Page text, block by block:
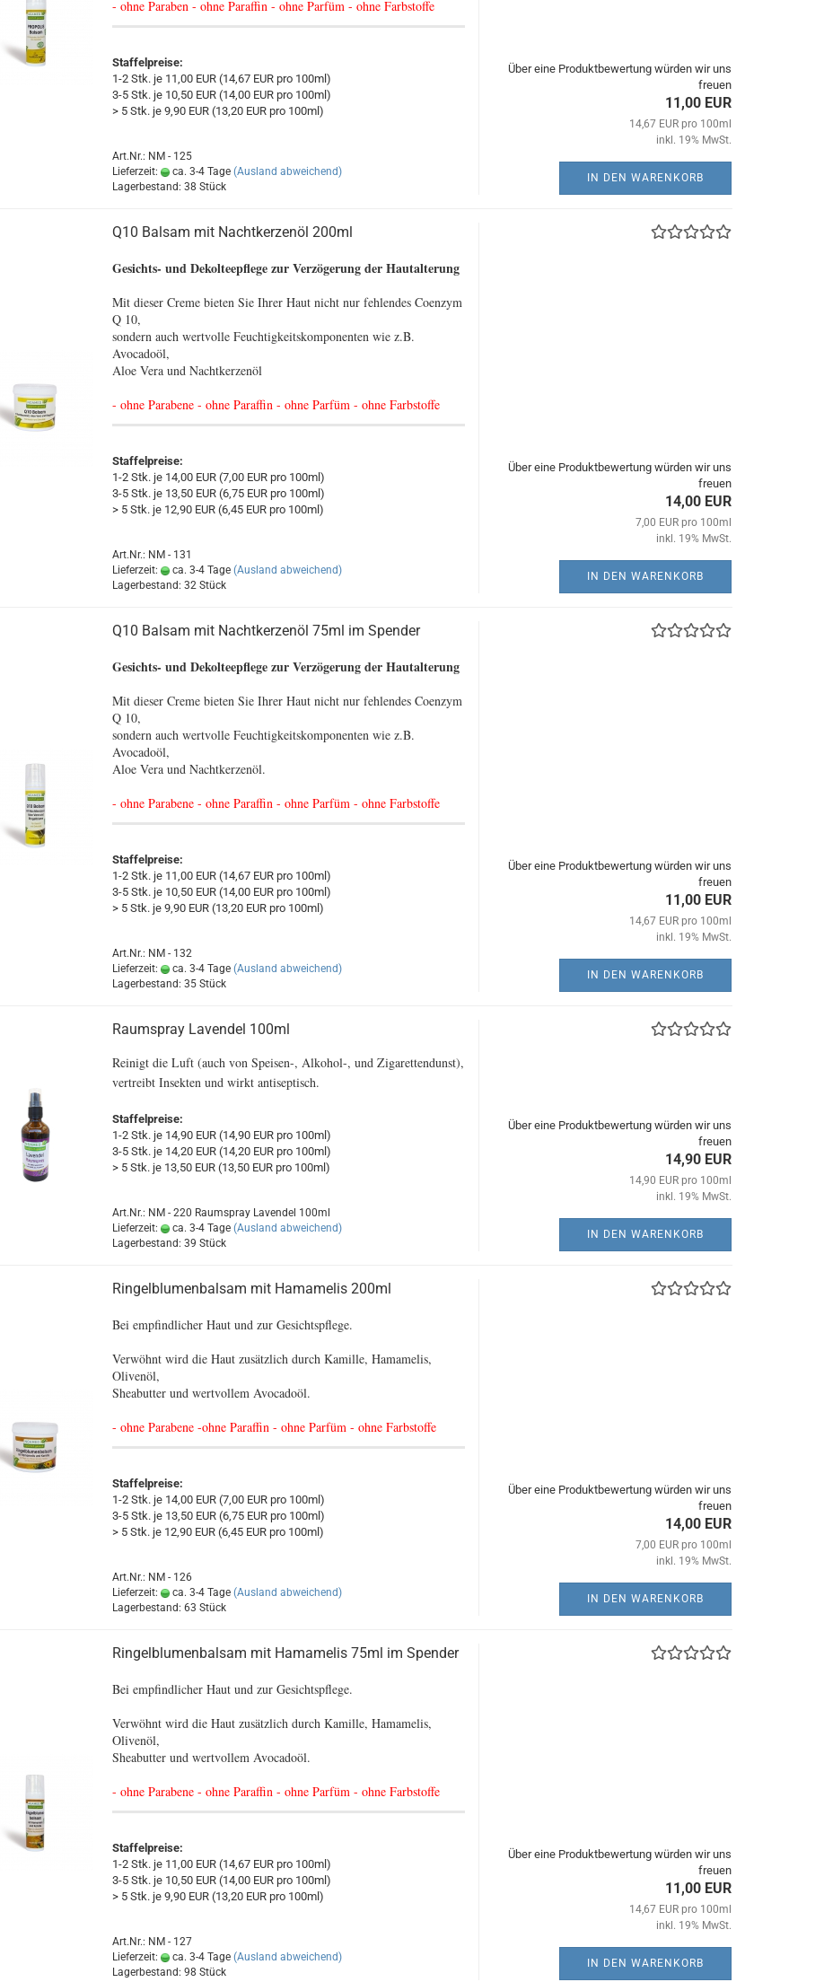
- ohne Paraben - ohne Paraffin - ohne Parfüm - ohne Farbstoffe
Staffelpreise:
1-2 Stk. je 11,00 EUR (14,67 EUR pro 100ml)
3-5 Stk. je 10,50 EUR (14,00 EUR pro 100ml)
> 5 Stk. je 9,90 EUR (13,20 EUR pro 100ml)
Art.Nr.: NM - 125
Lieferzeit:
ca. 3-4 Tage (Ausland abweichend)
Lagerbestand: 38 Stück
Über eine Produktbewertung würden wir uns
freuen
11,00 EUR
14,67 EUR pro 100ml
inkl. 19% MwSt.
IN DEN WARENKORB
Q10 Balsam mit Nachtkerzenöl 200ml
Gesichts- und Dekolteepflege zur Verzögerung der Hautalterung
Mit dieser Creme bieten Sie Ihrer Haut nicht nur fehlendes Coenzym
Q 10,
sondern auch wertvolle Feuchtigkeitskomponenten wie z.B.
Avocadoöl,
Aloe Vera und Nachtkerzenöl
- ohne Parabene - ohne Paraffin - ohne Parfüm - ohne Farbstoffe
Staffelpreise:
1-2 Stk. je 14,00 EUR (7,00 EUR pro 100ml)
3-5 Stk. je 13,50 EUR (6,75 EUR pro 100ml)
> 5 Stk. je 12,90 EUR (6,45 EUR pro 100ml)
Art.Nr.: NM - 131
Lieferzeit:
ca. 3-4 Tage (Ausland abweichend)
Lagerbestand: 32 Stück
Über eine Produktbewertung würden wir uns
freuen
14,00 EUR
7,00 EUR pro 100ml
inkl. 19% MwSt.
IN DEN WARENKORB
Q10 Balsam mit Nachtkerzenöl 75ml im Spender
Gesichts- und Dekolteepflege zur Verzögerung der Hautalterung
Mit dieser Creme bieten Sie Ihrer Haut nicht nur fehlendes Coenzym
Q 10,
sondern auch wertvolle Feuchtigkeitskomponenten wie z.B.
Avocadoöl,
Aloe Vera und Nachtkerzenöl.
- ohne Parabene - ohne Paraffin - ohne Parfüm - ohne Farbstoffe
Staffelpreise:
1-2 Stk. je 11,00 EUR (14,67 EUR pro 100ml)
3-5 Stk. je 10,50 EUR (14,00 EUR pro 100ml)
> 5 Stk. je 9,90 EUR (13,20 EUR pro 100ml)
Art.Nr.: NM - 132
Lieferzeit:
ca. 3-4 Tage (Ausland abweichend)
Lagerbestand: 35 Stück
Über eine Produktbewertung würden wir uns
freuen
11,00 EUR
14,67 EUR pro 100ml
inkl. 19% MwSt.
IN DEN WARENKORB
Raumspray Lavendel 100ml
Reinigt die Luft (auch von Speisen-, Alkohol-, und Zigarettendunst),
vertreibt Insekten und wirkt antiseptisch.
Staffelpreise:
1-2 Stk. je 14,90 EUR (14,90 EUR pro 100ml)
3-5 Stk. je 14,20 EUR (14,20 EUR pro 100ml)
> 5 Stk. je 13,50 EUR (13,50 EUR pro 100ml)
Art.Nr.: NM - 220 Raumspray Lavendel 100ml
Lieferzeit:
ca. 3-4 Tage (Ausland abweichend)
Lagerbestand: 39 Stück
Über eine Produktbewertung würden wir uns
freuen
14,90 EUR
14,90 EUR pro 100ml
inkl. 19% MwSt.
IN DEN WARENKORB
Ringelblumenbalsam mit Hamamelis 200ml
Bei empfindlicher Haut und zur Gesichtspflege.
Verwöhnt wird die Haut zusätzlich durch Kamille, Hamamelis,
Olivenöl,
Sheabutter und wertvollem Avocadoöl.
- ohne Parabene -ohne Paraffin - ohne Parfüm - ohne Farbstoffe
Staffelpreise:
1-2 Stk. je 14,00 EUR (7,00 EUR pro 100ml)
3-5 Stk. je 13,50 EUR (6,75 EUR pro 100ml)
> 5 Stk. je 12,90 EUR (6,45 EUR pro 100ml)
Art.Nr.: NM - 126
Lieferzeit:
ca. 3-4 Tage (Ausland abweichend)
Lagerbestand: 63 Stück
Über eine Produktbewertung würden wir uns
freuen
14,00 EUR
7,00 EUR pro 100ml
inkl. 19% MwSt.
IN DEN WARENKORB
Ringelblumenbalsam mit Hamamelis 75ml im Spender
Bei empfindlicher Haut und zur Gesichtspflege.
Verwöhnt wird die Haut zusätzlich durch Kamille, Hamamelis,
Olivenöl,
Sheabutter und wertvollem Avocadoöl.
- ohne Parabene - ohne Paraffin - ohne Parfüm - ohne Farbstoffe
Staffelpreise:
1-2 Stk. je 11,00 EUR (14,67 EUR pro 100ml)
3-5 Stk. je 10,50 EUR (14,00 EUR pro 100ml)
> 5 Stk. je 9,90 EUR (13,20 EUR pro 100ml)
Art.Nr.: NM - 127
Lieferzeit:
ca. 3-4 Tage (Ausland abweichend)
Lagerbestand: 98 Stück
Über eine Produktbewertung würden wir uns
freuen
11,00 EUR
14,67 EUR pro 100ml
inkl. 19% MwSt.
IN DEN WARENKORB